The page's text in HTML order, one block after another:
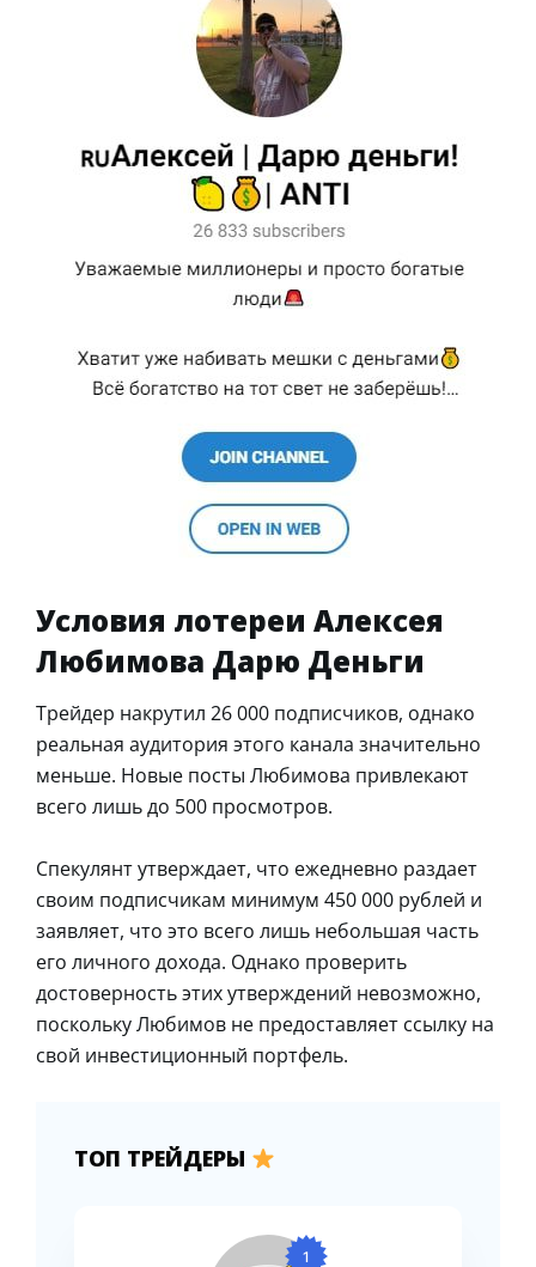
Условия лотереи Алексея
Любимова Дарю Деньги
Трейдер накрутил 26 000 подписчиков, однако
реальная аудитория этого канала значительно
меньше. Новые посты Любимова привлекают
всего лишь до 500 просмотров.
Спекулянт утверждает, что ежедневно раздает
своим подписчикам минимум 450 000 рублей и
заявляет, что это всего лишь небольшая часть
его личного дохода. Однако проверить
достоверность этих утверждений невозможно,
поскольку Любимов не предоставляет ссылку на
свой инвестиционный портфель.
ТОП ТРЕЙДЕРЫ
1